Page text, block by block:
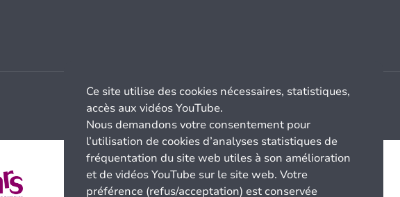
Ce site utilise des cookies nécessaires, statistiques,
accès aux vidéos YouTube.
Nous demandons votre consentement pour
l’utilisation de cookies d’analyses statistiques de
fréquentation du site web utiles à son amélioration
et de vidéos YouTube sur le site web. Votre
préférence (refus/acceptation) est conservée